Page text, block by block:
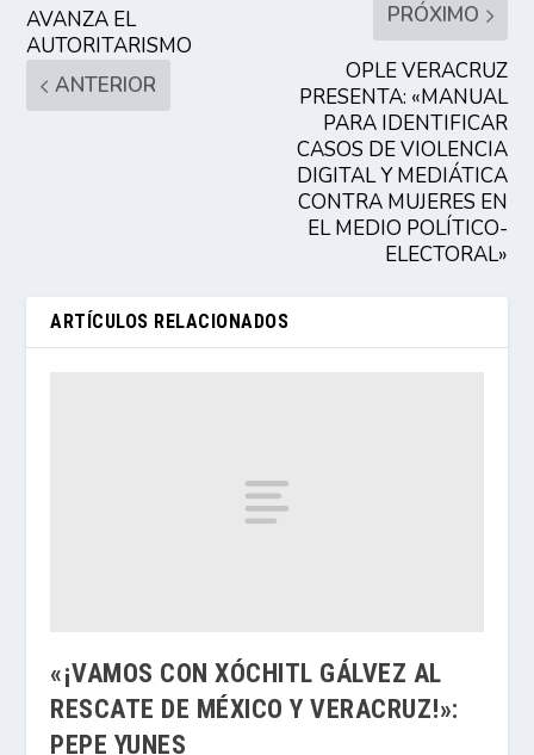
AVANZA EL
AUTORITARISMO
ANTERIOR
PRÓXIMO
OPLE VERACRUZ
PRESENTA: «MANUAL
PARA IDENTIFICAR
CASOS DE VIOLENCIA
DIGITAL Y MEDIÁTICA
CONTRA MUJERES EN
EL MEDIO POLÍTICO-
ELECTORAL»
ARTÍCULOS RELACIONADOS
«¡VAMOS CON XÓCHITL GÁLVEZ AL
RESCATE DE MÉXICO Y VERACRUZ!»:
PEPE YUNES